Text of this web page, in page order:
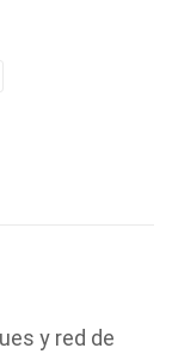
y red de